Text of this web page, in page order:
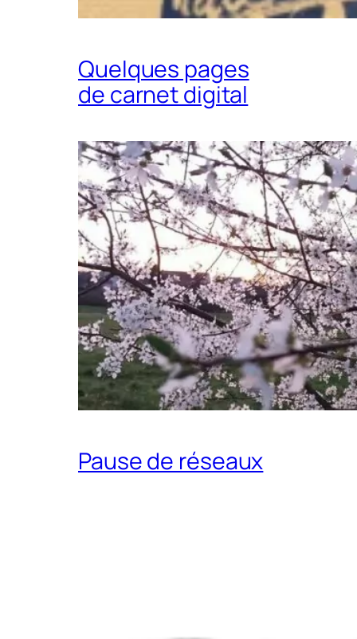
Quelques pages
de carnet digital
Pause de réseaux